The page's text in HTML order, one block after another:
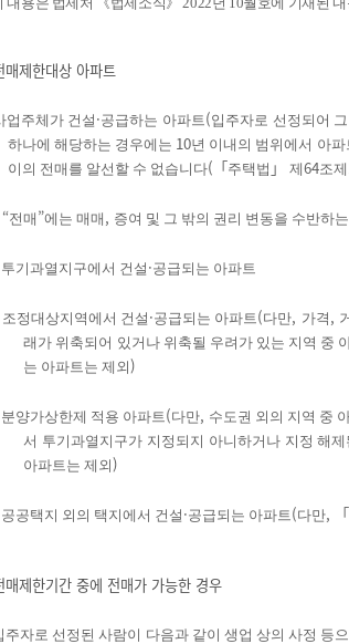
매제한대상 아파트
업주체가 건설 ·공급하는 아파트(입주자로 선정되어
하나에 해당하는 경우에는 10년 이내의 범위에서 아
이의 전매를 알선할 수 없습니다( 「주택법 」 제64조제
“전매 ”에는 매매 , 증여 및 그 밖의 권리 변동을 수반하
기과열지구에서 건설 ·공급되는 아파트
정대상지역에서 건설·공급되는 아파트(다만, 가격 ,
래가 위축되어 있거나 위축될 우려가 있는 지역 중
는 아파트는 제외)
양가상한제 적용 아파트(다만, 수도권 외의 지역 중
서 투기과열지구가 지정되지 아니하거나 지정 해
아파트는 제외)
공택지 외의 택지에서 건설 ·공급되는 아파트(다만, 「
매제한기간 중에 전매가 가능한 경우
주자로 선정된 사람이 다음과 같이 생업 상의 사정 등